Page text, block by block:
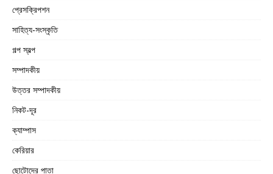
প্রেসক্রিপশন
সাহিত্য-সংস্কৃতি
গল্প স্বল্প
সম্পাদকীয়
উত্তর সম্পাদকীয়
নিকট-দূর
ক্যাম্পাস
কেরিয়ার
ছোটোদের পাতা